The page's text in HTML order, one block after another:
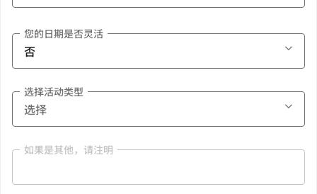
您的日期是否灵活
选择活动类型
如果是其他，请注明